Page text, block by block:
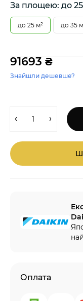
За площею: до
до 25 м² до 35
91693 ₴
Знайшли дешевше?
Оплата